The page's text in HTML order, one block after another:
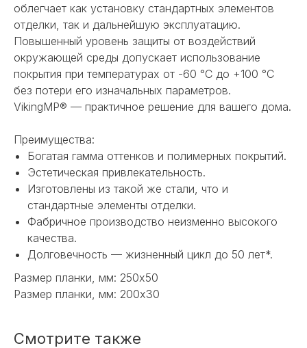
облегчает как установку стандартных элементов
отделки, так и дальнейшую эксплуатацию.
Повышенный уровень защиты от воздействий
окружающей среды допускает использование
покрытия при температурах от -60 °С до +100 °С
без потери его изначальных параметров.
VikingMP® — практичное решение для вашего дома.
Преимущества:
Богатая гамма оттенков и полимерных покрытий.
Эстетическая привлекательность.
Изготовлены из такой же стали, что и
стандартные элементы отделки.
Фабричное производство неизменно высокого
качества.
Долговечность — жизненный цикл до 50 лет*.
Размер планки, мм: 250х50
Размер планки, мм: 200х30
Смотрите также
НЕ НАШЛИ НУЖНОЕ
С ВЫБОРОМ?